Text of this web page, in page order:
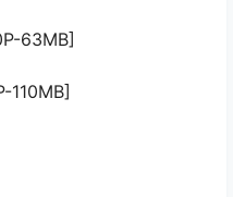
63MB]
110MB]